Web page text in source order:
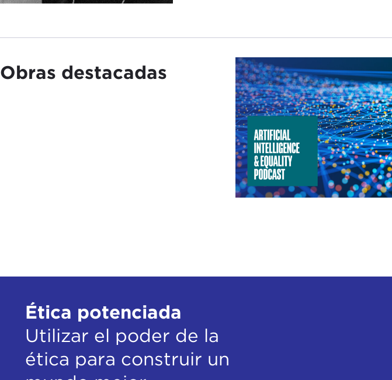
Obras destacadas
Ética potenciada
Utilizar el poder de la
ética para construir un